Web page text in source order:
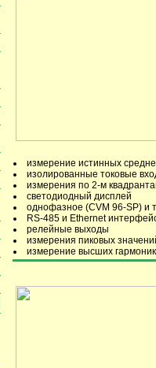
измерение истинных
изолированные токовые
измерения по 2-м
светодиодный дисплей
однофазное (CVM 96-SP) и
RS-485 и Ethernet
релейные выходы
измерения пиковых
измерение высших